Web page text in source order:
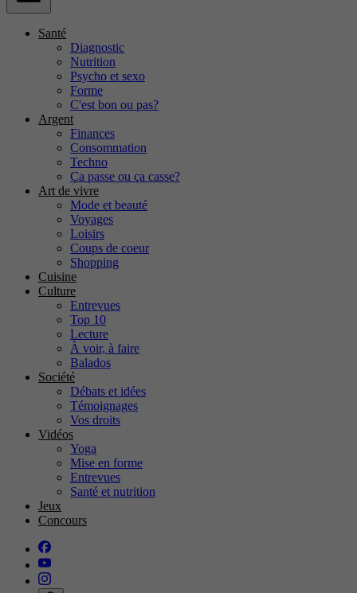
Santé
Diagnostic
Nutrition
Psycho et sexo
Forme
C'est bon ou pas?
Argent
Finances
Consommation
Techno
Ça passe ou ça casse?
Art de vivre
Mode et beauté
Voyages
Loisirs
Coups de coeur
Shopping
Cuisine
Culture
Entrevues
Top 10
Lecture
À voir, à faire
Balados
Société
Débats et idées
Témoignages
Vos droits
Vidéos
Yoga
Mise en forme
Entrevues
Santé et nutrition
Jeux
Concours